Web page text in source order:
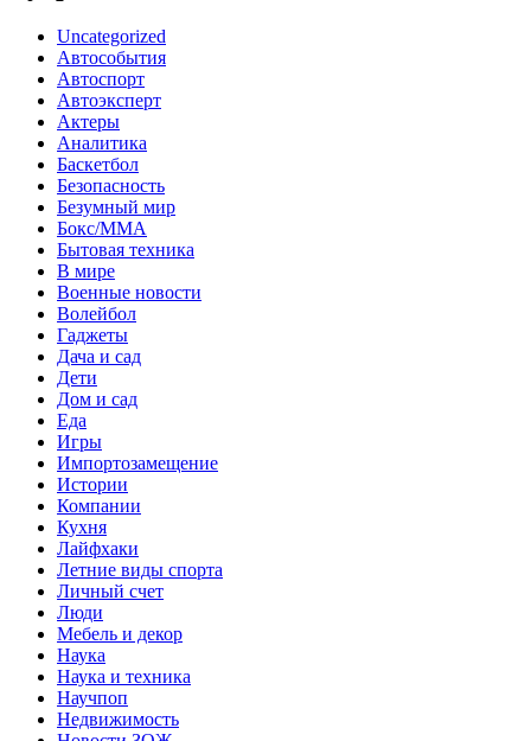
Uncategorized
Автособытия
Автоспорт
Автоэксперт
Актеры
Аналитика
Баскетбол
Безопасность
Безумный мир
Бокс/MMA
Бытовая техника
В мире
Военные новости
Волейбол
Гаджеты
Дача и сад
Дети
Дом и сад
Еда
Игры
Импортозамещение
Истории
Компании
Кухня
Лайфхаки
Летние виды спорта
Личный счет
Люди
Мебель и декор
Наука
Наука и техника
Научпоп
Недвижимость